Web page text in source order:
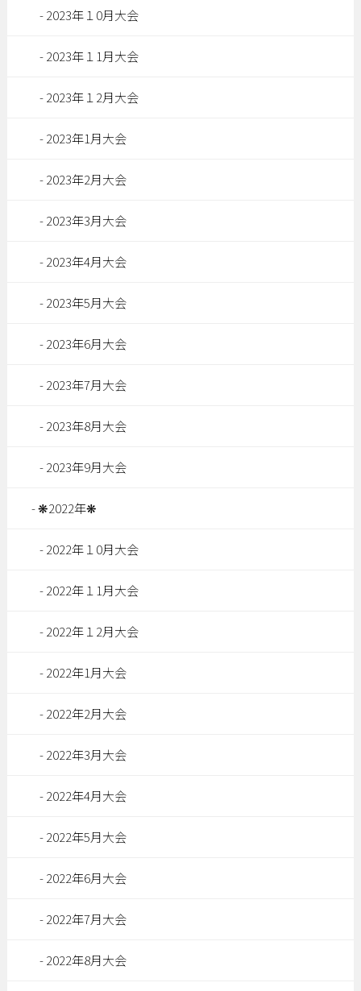
2023年１0月大会
2023年１1月大会
2023年１2月大会
2023年1月大会
2023年2月大会
2023年3月大会
2023年4月大会
2023年5月大会
2023年6月大会
2023年7月大会
2023年8月大会
2023年9月大会
❋2022年❋
2022年１0月大会
2022年１1月大会
2022年１2月大会
2022年1月大会
2022年2月大会
2022年3月大会
2022年4月大会
2022年5月大会
2022年6月大会
2022年7月大会
2022年8月大会